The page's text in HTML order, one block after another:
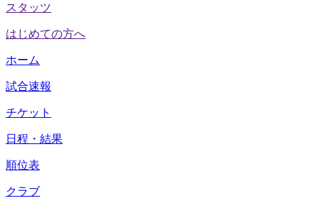
スタッツ
はじめての方へ
ホーム
試合速報
チケット
日程・結果
順位表
クラブ